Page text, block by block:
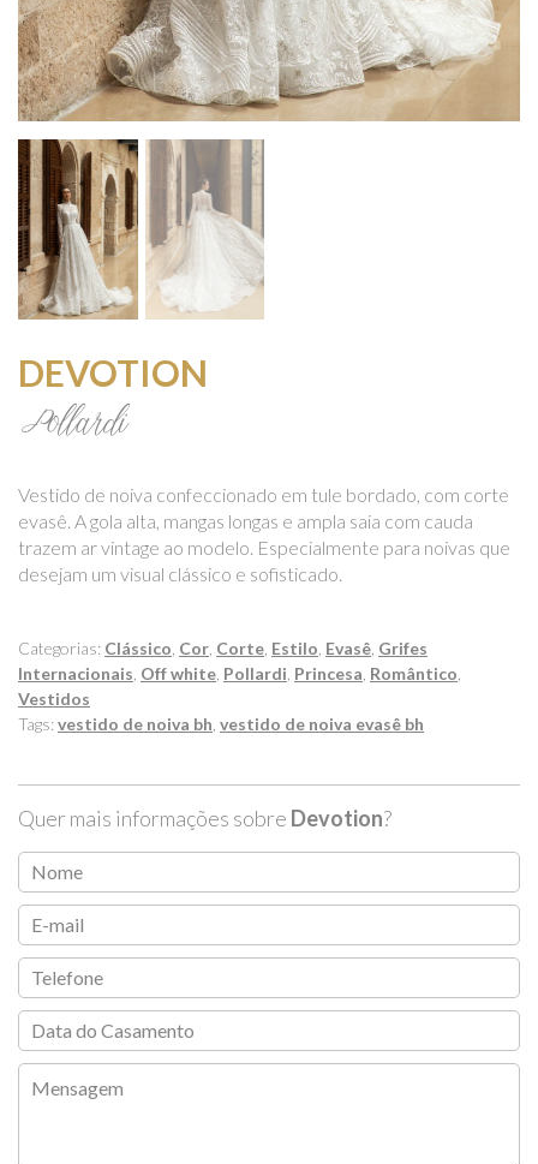
DEVOTION
Pollardi
Vestido de noiva confeccionado em tule bordado, com corte
evasê. A gola alta, mangas longas e ampla saia com cauda
trazem ar vintage ao modelo. Especialmente para noivas que
desejam um visual clássico e sofisticado.
Categorias: Clássico Cor Corte Estilo Evasê Grifes
Internacionais Off white Pollardi Princesa Romântico
Vestidos
Tags:vestido de noiva bh vestido de noiva evasê bh
Quer mais informações sobre Devotion?